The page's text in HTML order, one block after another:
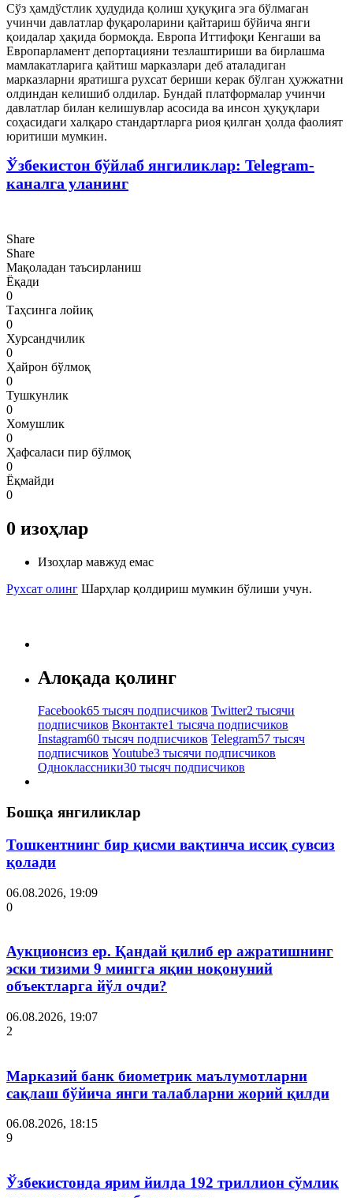
Сўз ҳамдўстлик ҳудудида қолиш ҳуқуқига эга бўлмаган
учинчи давлатлар фуқароларини қайтариш бўйича янги
қоидалар ҳақида бормоқда. Европа Иттифоқи Кенгаши ва
Европарламент депортацияни тезлаштириши ва бирлашма
мамлакатларига қайтиш марказлари деб аталадиган
марказларни яратишга рухсат бериши керак бўлган ҳужжатни
олдиндан келишиб олдилар. Бундай платформалар учинчи
давлатлар билан келишувлар асосида ва инсон ҳуқуқлари
соҳасидаги халқаро стандартларга риоя қилган ҳолда фаолият
юритиши мумкин.
Ўзбекистон бўйлаб янгиликлар: Telegram-
каналга уланинг
Share
Share
Мақоладан таъсирланиш
Ёқади
0
Таҳсинга лойиқ
0
Хурсандчилик
0
Ҳайрон бўлмоқ
0
Тушкунлик
0
Хомушлик
0
Ҳафсаласи пир бўлмоқ
0
Ёқмайди
0
0 изоҳлар
Изоҳлар мавжуд емас
Рухсат олинг Шарҳлар қолдириш мумкин бўлиши учун.
Алоқада қолинг
Facebook65 тысяч подписчиков Twitter2 тысячи
подписчиков Вконтакте1 тысяча подписчиков
Instagram60 тысяч подписчиков Telegram57 тысяч
подписчиков Youtube3 тысячи подписчиков
Одноклассники30 тысяч подписчиков
Бошқа янгиликлар
Тошкентнинг бир қисми вақтинча иссиқ сувсиз
қолади
06.08.2026, 19:09
0
Аукционсиз ер. Қандай қилиб ер ажратишнинг
эски тизими 9 мингга яқин ноқонуний
объектларга йўл очди?
06.08.2026, 19:07
2
Марказий банк биометрик маълумотларни
сақлаш бўйича янги талабларни жорий қилди
06.08.2026, 18:15
9
Ўзбекистонда ярим йилда 192 триллион сўмлик